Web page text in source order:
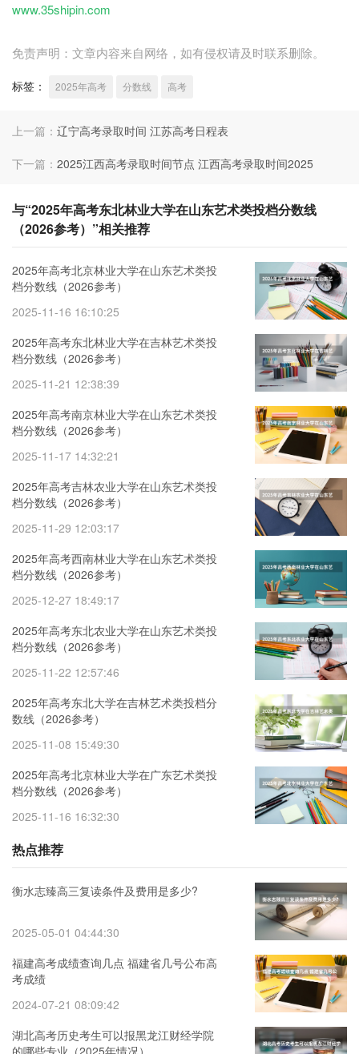
www.35shipin.com
免责声明：文章内容来自网络，如有侵权请及时联系删除。
标签： 2025年高考 分数线 高考
上一篇： 辽宁高考录取时间 江苏高考日程表
下一篇： 2025江西高考录取时间节点 江西高考录取时间2025
与“2025年高考东北林业大学在山东艺术类投档分数线
（2026参考）”相关推荐
2025年高考北京林业大学在山东艺术类投
档分数线（2026参考）
2025-11-16 16:10:25
2025年高考东北林业大学在吉林艺术类投
档分数线（2026参考）
2025-11-21 12:38:39
2025年高考南京林业大学在山东艺术类投
档分数线（2026参考）
2025-11-17 14:32:21
2025年高考吉林农业大学在山东艺术类投
档分数线（2026参考）
2025-11-29 12:03:17
2025年高考西南林业大学在山东艺术类投
档分数线（2026参考）
2025-12-27 18:49:17
2025年高考东北农业大学在山东艺术类投
档分数线（2026参考）
2025-11-22 12:57:46
2025年高考东北大学在吉林艺术类投档分
数线（2026参考）
2025-11-08 15:49:30
2025年高考北京林业大学在广东艺术类投
档分数线（2026参考）
2025-11-16 16:32:30
热点推荐
衡水志臻高三复读条件及费用是多少?
2025-05-01 04:44:30
福建高考成绩查询几点 福建省几号公布高
考成绩
2024-07-21 08:09:42
湖北高考历史考生可以报黑龙江财经学院